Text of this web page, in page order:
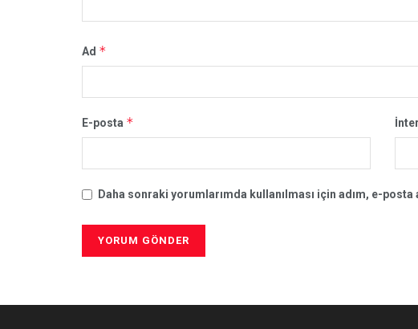
Ad *
E-posta *
Daha sonraki yorumlarımda kullanılması için adım, e-